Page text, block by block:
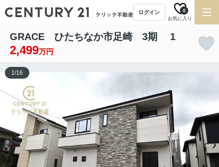
ログイン
お気に入り
0
GRACE ひたちなか市足崎 3期 1
2,499万円
1/16